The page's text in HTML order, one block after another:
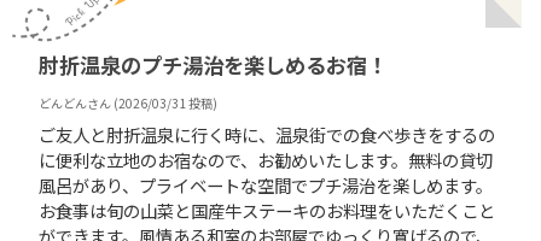
肘折温泉のプチ湯治を楽しめるお宿！
どんどんさん (2026/03/31 投稿)
ご友人と肘折温泉に行く時に、温泉街での食べ歩きをするの
に便利な立地のお宿なので、お勧めいたします。無料の貸切
風呂があり、プライベートな空間でプチ湯治を楽しめます。
お食事は旬の山菜と国産牛ステーキのお料理をいただくこと
ができます。風情ある和室のお部屋でゆっくり寛げるので、